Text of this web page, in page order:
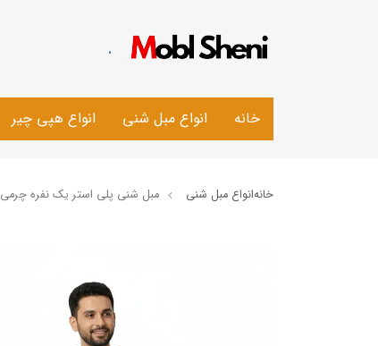
.
خانه انواع مبل شنی انواع هپی چیر
خانهانواع مبل شنی مبل شنی پلی استر یک نفره چرمی